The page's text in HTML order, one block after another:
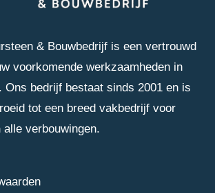
& Bouwbedrijf is een vertrouwd
voorkomende werkzaamheden in
Ons bedrijf bestaat sinds 2001 en is
tot een breed vakbedrijf voor
alle verbouwingen.